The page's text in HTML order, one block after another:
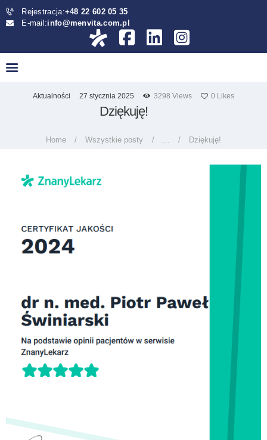
Rejestracja:+48 22 602 05 35
E-mail:info@menvita.com.pl
Aktualności 27 stycznia 2025 3298 Views 0 Likes
Dziękuję!
Home Wszystkie posty Dziękuję!
UMÓW WIZYTĘ
CENNIK
KONTAKT